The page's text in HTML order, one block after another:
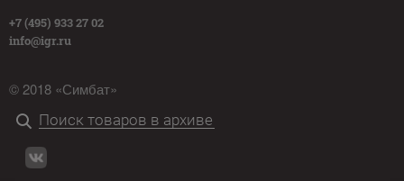
+7 (495) 933 27 02
info@igr.ru
© 2018 «Симбат»